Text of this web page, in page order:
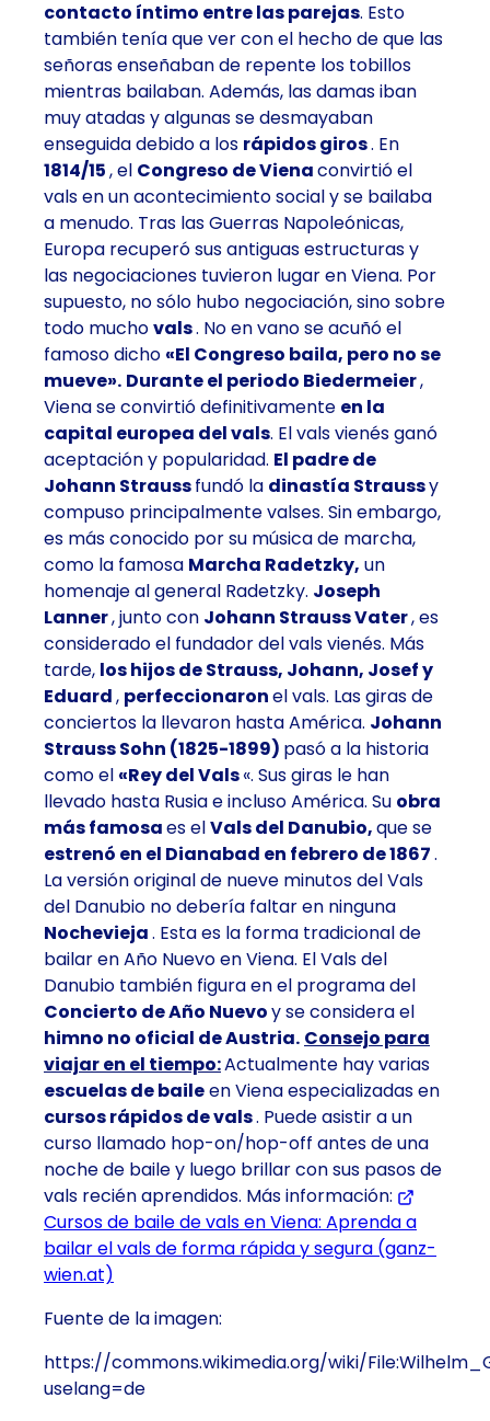
contacto íntimo entre las parejas. Esto
también tenía que ver con el hecho de que las
señoras enseñaban de repente los tobillos
mientras bailaban. Además, las damas iban
muy atadas y algunas se desmayaban
enseguida debido a los rápidos giros. En
1814/15, el Congreso de Vienaconvirtió el
vals en un acontecimiento social y se bailaba
a menudo. Tras las Guerras Napoleónicas,
Europa recuperó sus antiguas estructuras y
las negociaciones tuvieron lugar en Viena. Por
supuesto, no sólo hubo negociación, sino sobre
todo muchovals. No en vano se acuñó el
famoso dicho «El Congreso baila, pero no se
mueve». Durante el periodo Biedermeier,
Viena se convirtió definitivamente en la
capital europea del vals. El vals vienés ganó
aceptación y popularidad. El padre de
Johann Straussfundó la dinastía Straussy
compuso principalmente valses. Sin embargo,
es más conocido por su música de marcha,
como la famosa Marcha Radetzky, un
homenaje al general Radetzky. Joseph
Lanner, junto con Johann Strauss Vater, es
considerado el fundador del vals vienés. Más
tarde, los hijos de Strauss, Johann, Josef y
Eduard, perfeccionaronel vals. Las giras de
conciertos la llevaron hasta América. Johann
Strauss Sohn (1825-1899) pasó a la historia
como el «Rey del Vals«. Sus giras le han
llevado hasta Rusia e incluso América. Su obra
más famosaes elVals del Danubio,que se
estrenó en el Dianabad en febrero de 1867.
La versión original de nueve minutos del Vals
del Danubio no debería faltar en ninguna
Nochevieja. Esta es la forma tradicional de
bailar en Año Nuevo en Viena. El Vals del
Danubio también figura en el programa del
Concierto de Año Nuevoy se considera el
himno no oficial de Austria. Consejo para
viajar en el tiempo:Actualmente hay varias
escuelas de baileen Viena especializadas en
cursos rápidos de vals. Puede asistir a un
curso llamado hop-on/hop-off antes de una
noche de baile y luego brillar con sus pasos de
vals recién aprendidos. Más información:
Cursos de baile de vals en Viena: Aprenda a
bailar el vals de forma rápida y segura (ganz-
wien.at)
Fuente de la imagen:
https://commons.wikimedia.org/wiki/
uselang=de